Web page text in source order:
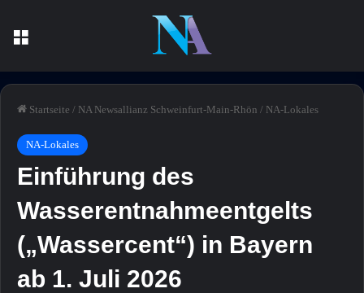
Startseite / NA Newsallianz Schweinfurt-Main-Rhön / NA-Lokales
NA-Lokales
Einführung des
Wasserentnahmeentgelts
(„Wassercent“) in Bayern
ab 1. Juli 2026